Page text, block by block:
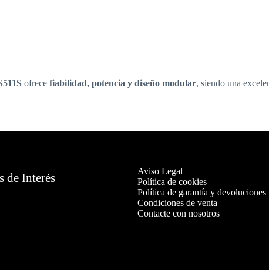
ofrecefiabilidad, potencia y diseño modular, siendo una
de Interés
Aviso Legal
Política de cookies
Política de garantía y devoluciones
Condiciones de venta
Contacte con nosotros